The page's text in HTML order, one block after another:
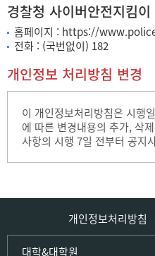
경찰청 사이버안전지킴이
홈페이지 : https://
전화 : (국번없이) 182
개인정보 처리방침 변경
이 개인정보처리방침은 시행
에 따른 변경내용의 추가, 삭
사항의 시행 7일 전부터 공지
개인정보처리방침
대학&대학원
인문사회·IT대학